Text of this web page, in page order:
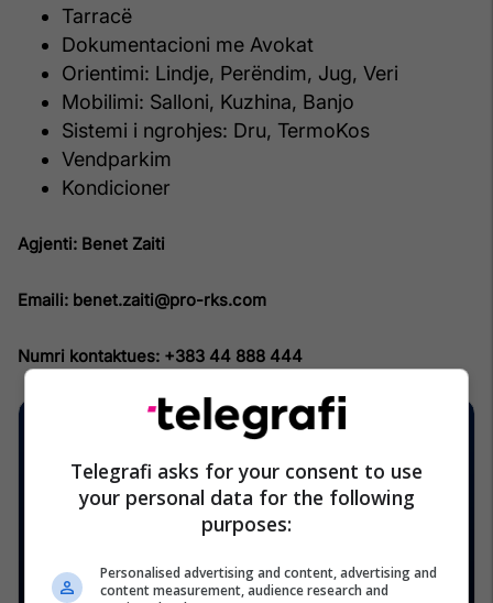
Tarracë
Dokumentacioni me Avokat
Orientimi: Lindje, Perëndim, Jug, Veri
Mobilimi: Salloni, Kuzhina, Banjo
Sistemi i ngrohjes: Dru, TermoKos
Vendparkim
Kondicioner
Agjenti: Benet Zaiti
Emaili: benet.zaiti@pro-rks.com
Numri kontaktues: +383 44 888 444
Telegrafi asks for your consent to use
your personal data for the following
purposes:
Personalised advertising and content, advertising and
content measurement, audience research and